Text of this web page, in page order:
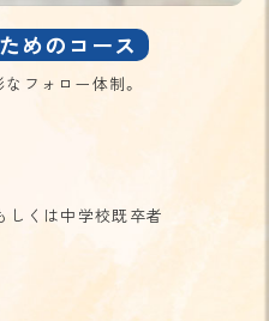
めのコース
フォロー体制。
しくは中学校既卒者